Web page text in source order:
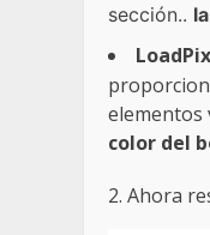
sección..
elementos
color del
2. Ahora